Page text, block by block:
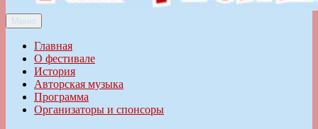
Ильменский фестиваль авторской песни
Меню
Главная
О фестивале
История
Авторская музыка
Программа
Организаторы и спонсоры